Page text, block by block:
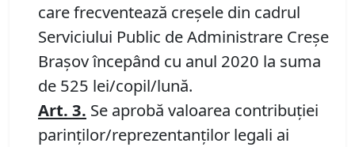
care frecventează creșele din cadrul
Serviciului Public de Administrare Creșe
Brașov începând cu anul 2020 la suma
de 525 lei/copil/lună.
Art. 3. Se aprobă valoarea contribuției
parinților/reprezentanților legali ai